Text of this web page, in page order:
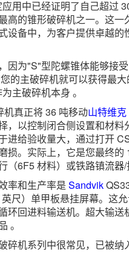
用中已经证明了自己超过
高的锥形破碎机之一。这一
设备中，为客户提供卓越的
因为"S"型陀螺锥体能够接
的主破碎机就可以获得最
主破碎机本身 。
真正将 36 吨移动山特维克
，以控制闭合侧设置和材料
进给验收量大，通过打开
损。实际上，它是您最终的
（6F5 材料）或铁路镇流器/
率和生产率是 Sandvik
尺）单甲板悬挂屏幕。这
环回进料输送机。超大输送
。
机系列中很常见，已被纳